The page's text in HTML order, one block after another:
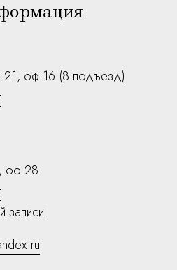
оф.16 (8 подъезд)
оф.28
записи